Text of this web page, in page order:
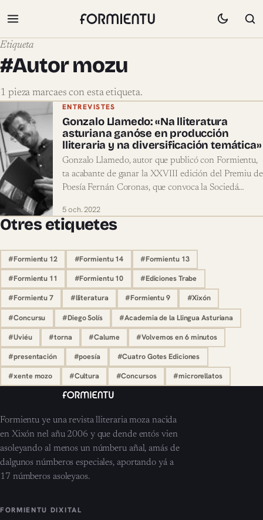
Etiqueta
#Autor mozu
1 pieza marcaes con esta etiqueta.
Pieces marcaes con #Autor mozu
ENTREVISTES
Gonzalo Llamedo: «Na lliteratura
asturiana ganóse en producción
lliteraria y na diversificación temática»
Gonzalo Llamedo, autor que publicó con Formientu,
ta acabante de ganar la XXVIII edición del Premiu de
Poesía Fernán Coronas, que convoca la Sociedá…
5 och. 2022
Otres etiquetes
#Formientu 12 #Formientu 14 #Formientu 13
#Formientu 11 #Formientu 10 #Ediciones Trabe
#Formientu 7 #lliteratura #Formientu 9 #Xixón
#Concursu #Diego Solís #Academia de la Llingua Asturiana
#Uviéu #torna #Calume #Volvemos en 6 minutos
#presentación #poesía #Cuatro Gotes Ediciones
#xente mozo #Cultura #Concursos #microrellatos
Formientu ye una revista lliteraria moza nacida
en Xixón nel añu 2006 y que dende entós vien
asoleyando al menos un númberu añal, amás de
dalgunos númberos especiales, aportando yá a
17 númberos asoleyaos.
FORMIENTU DIXITAL